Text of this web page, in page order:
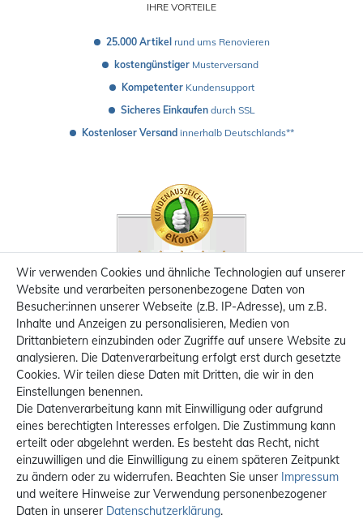
IHRE VORTEILE
25.000 Artikel rund ums Renovieren
kostengünstiger Musterversand
Kompetenter Kundensupport
Sicheres Einkaufen durch SSL
Kostenloser Versand innerhalb Deutschlands**
Wir verwenden Cookies und ähnliche Technologien auf unserer
Website und verarbeiten personenbezogene Daten von
Besucher:innen unserer Webseite (z.B. IP-Adresse), um z.B.
Inhalte und Anzeigen zu personalisieren, Medien von
Drittanbietern einzubinden oder Zugriffe auf unsere Website zu
analysieren. Die Datenverarbeitung erfolgt erst durch gesetzte
Cookies. Wir teilen diese Daten mit Dritten, die wir in den
Einstellungen benennen.
Die Datenverarbeitung kann mit Einwilligung oder aufgrund
eines berechtigten Interesses erfolgen. Die Zustimmung kann
erteilt oder abgelehnt werden. Es besteht das Recht, nicht
einzuwilligen und die Einwilligung zu einem späteren Zeitpunkt
zu ändern oder zu widerrufen. Beachten Sie unser Impressum
und weitere Hinweise zur Verwendung personenbezogener
Daten in unserer Daten­schutz­erklärung.